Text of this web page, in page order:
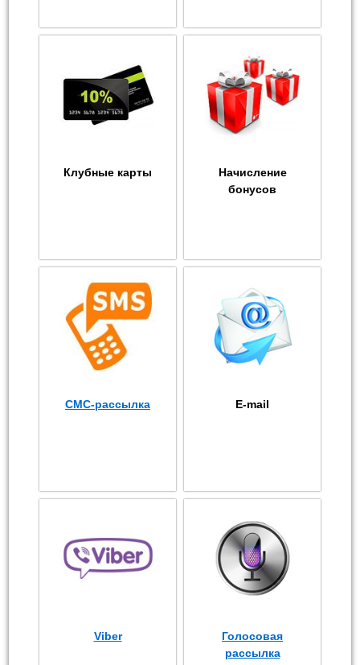
Клубные карты
Начисление
бонусов
СМС-рассылка E-mail
Viber
Голосовая
рассылка